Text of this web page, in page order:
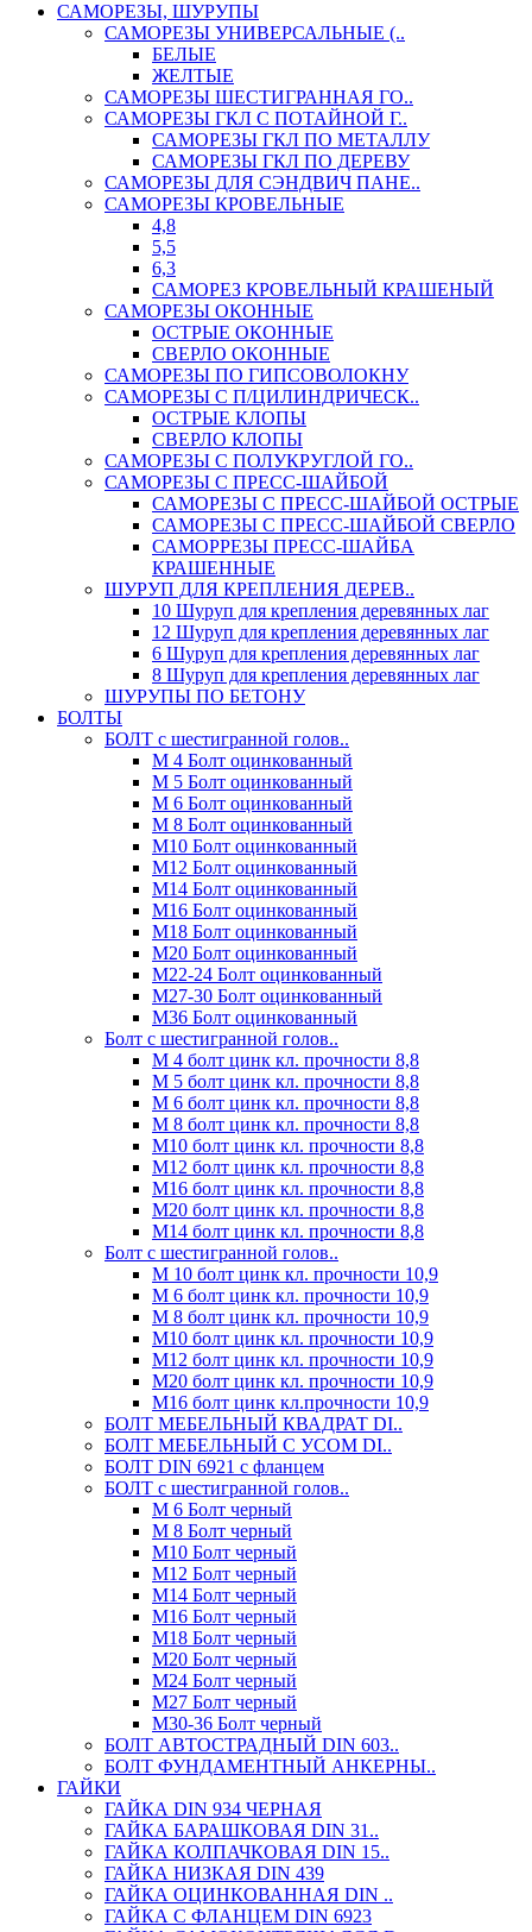
САМОРЕЗЫ, ШУРУПЫ
САМОРЕЗЫ УНИВЕРСАЛЬНЫЕ (..
БЕЛЫЕ
ЖЕЛТЫЕ
САМОРЕЗЫ ШЕСТИГРАННАЯ ГО..
САМОРЕЗЫ ГКЛ С ПОТАЙНОЙ Г..
САМОРЕЗЫ ГКЛ ПО МЕТАЛЛУ
САМОРЕЗЫ ГКЛ ПО ДЕРЕВУ
САМОРЕЗЫ ДЛЯ СЭНДВИЧ ПАНЕ..
САМОРЕЗЫ КРОВЕЛЬНЫЕ
4,8
5,5
6,3
САМОРЕЗ КРОВЕЛЬНЫЙ КРАШЕНЫЙ
САМОРЕЗЫ ОКОННЫЕ
ОСТРЫЕ ОКОННЫЕ
СВЕРЛО ОКОННЫЕ
САМОРЕЗЫ ПО ГИПСОВОЛОКНУ
САМОРЕЗЫ С П/ЦИЛИНДРИЧЕСК..
ОСТРЫЕ КЛОПЫ
СВЕРЛО КЛОПЫ
САМОРЕЗЫ С ПОЛУКРУГЛОЙ ГО..
САМОРЕЗЫ С ПРЕСС-ШАЙБОЙ
САМОРЕЗЫ С ПРЕСС-ШАЙБОЙ ОСТРЫЕ
САМОРЕЗЫ С ПРЕСС-ШАЙБОЙ СВЕРЛО
САМОРРЕЗЫ ПРЕСС-ШАЙБА
КРАШЕННЫЕ
ШУРУП ДЛЯ КРЕПЛЕНИЯ ДЕРЕВ..
10 Шуруп для крепления деревянных лаг
12 Шуруп для крепления деревянных лаг
6 Шуруп для крепления деревянных лаг
8 Шуруп для крепления деревянных лаг
ШУРУПЫ ПО БЕТОНУ
БОЛТЫ
БОЛТ с шестигранной голов..
М 4 Болт оцинкованный
М 5 Болт оцинкованный
М 6 Болт оцинкованный
М 8 Болт оцинкованный
М10 Болт оцинкованный
М12 Болт оцинкованный
М14 Болт оцинкованный
М16 Болт оцинкованный
М18 Болт оцинкованный
М20 Болт оцинкованный
М22-24 Болт оцинкованный
М27-30 Болт оцинкованный
М36 Болт оцинкованный
Болт с шестигранной голов..
М 4 болт цинк кл. прочности 8,8
М 5 болт цинк кл. прочности 8,8
М 6 болт цинк кл. прочности 8,8
М 8 болт цинк кл. прочности 8,8
М10 болт цинк кл. прочности 8,8
М12 болт цинк кл. прочности 8,8
М16 болт цинк кл. прочности 8,8
М20 болт цинк кл. прочности 8,8
М14 болт цинк кл. прочности 8,8
Болт с шестигранной голов..
М 10 болт цинк кл. прочности 10,9
М 6 болт цинк кл. прочности 10,9
М 8 болт цинк кл. прочности 10,9
М10 болт цинк кл. прочности 10,9
М12 болт цинк кл. прочности 10,9
М20 болт цинк кл. прочности 10,9
М16 болт цинк кл.прочности 10,9
БОЛТ МЕБЕЛЬНЫЙ КВАДРАТ DI..
БОЛТ МЕБЕЛЬНЫЙ С УСОМ DI..
БОЛТ DIN 6921 c фланцем
БОЛТ с шестигранной голов..
М 6 Болт черный
М 8 Болт черный
М10 Болт черный
М12 Болт черный
М14 Болт черный
М16 Болт черный
М18 Болт черный
М20 Болт черный
М24 Болт черный
М27 Болт черный
М30-36 Болт черный
БОЛТ АВТОСТРАДНЫЙ DIN 603..
БОЛТ ФУНДАМЕНТНЫЙ АНКЕРНЫ..
ГАЙКИ
ГАЙКА DIN 934 ЧЕРНАЯ
ГАЙКА БАРАШКОВАЯ DIN 31..
ГАЙКА КОЛПАЧКОВАЯ DIN 15..
ГАЙКА НИЗКАЯ DIN 439
ГАЙКА ОЦИНКОВАННАЯ DIN ..
ГАЙКА С ФЛАНЦЕМ DIN 6923